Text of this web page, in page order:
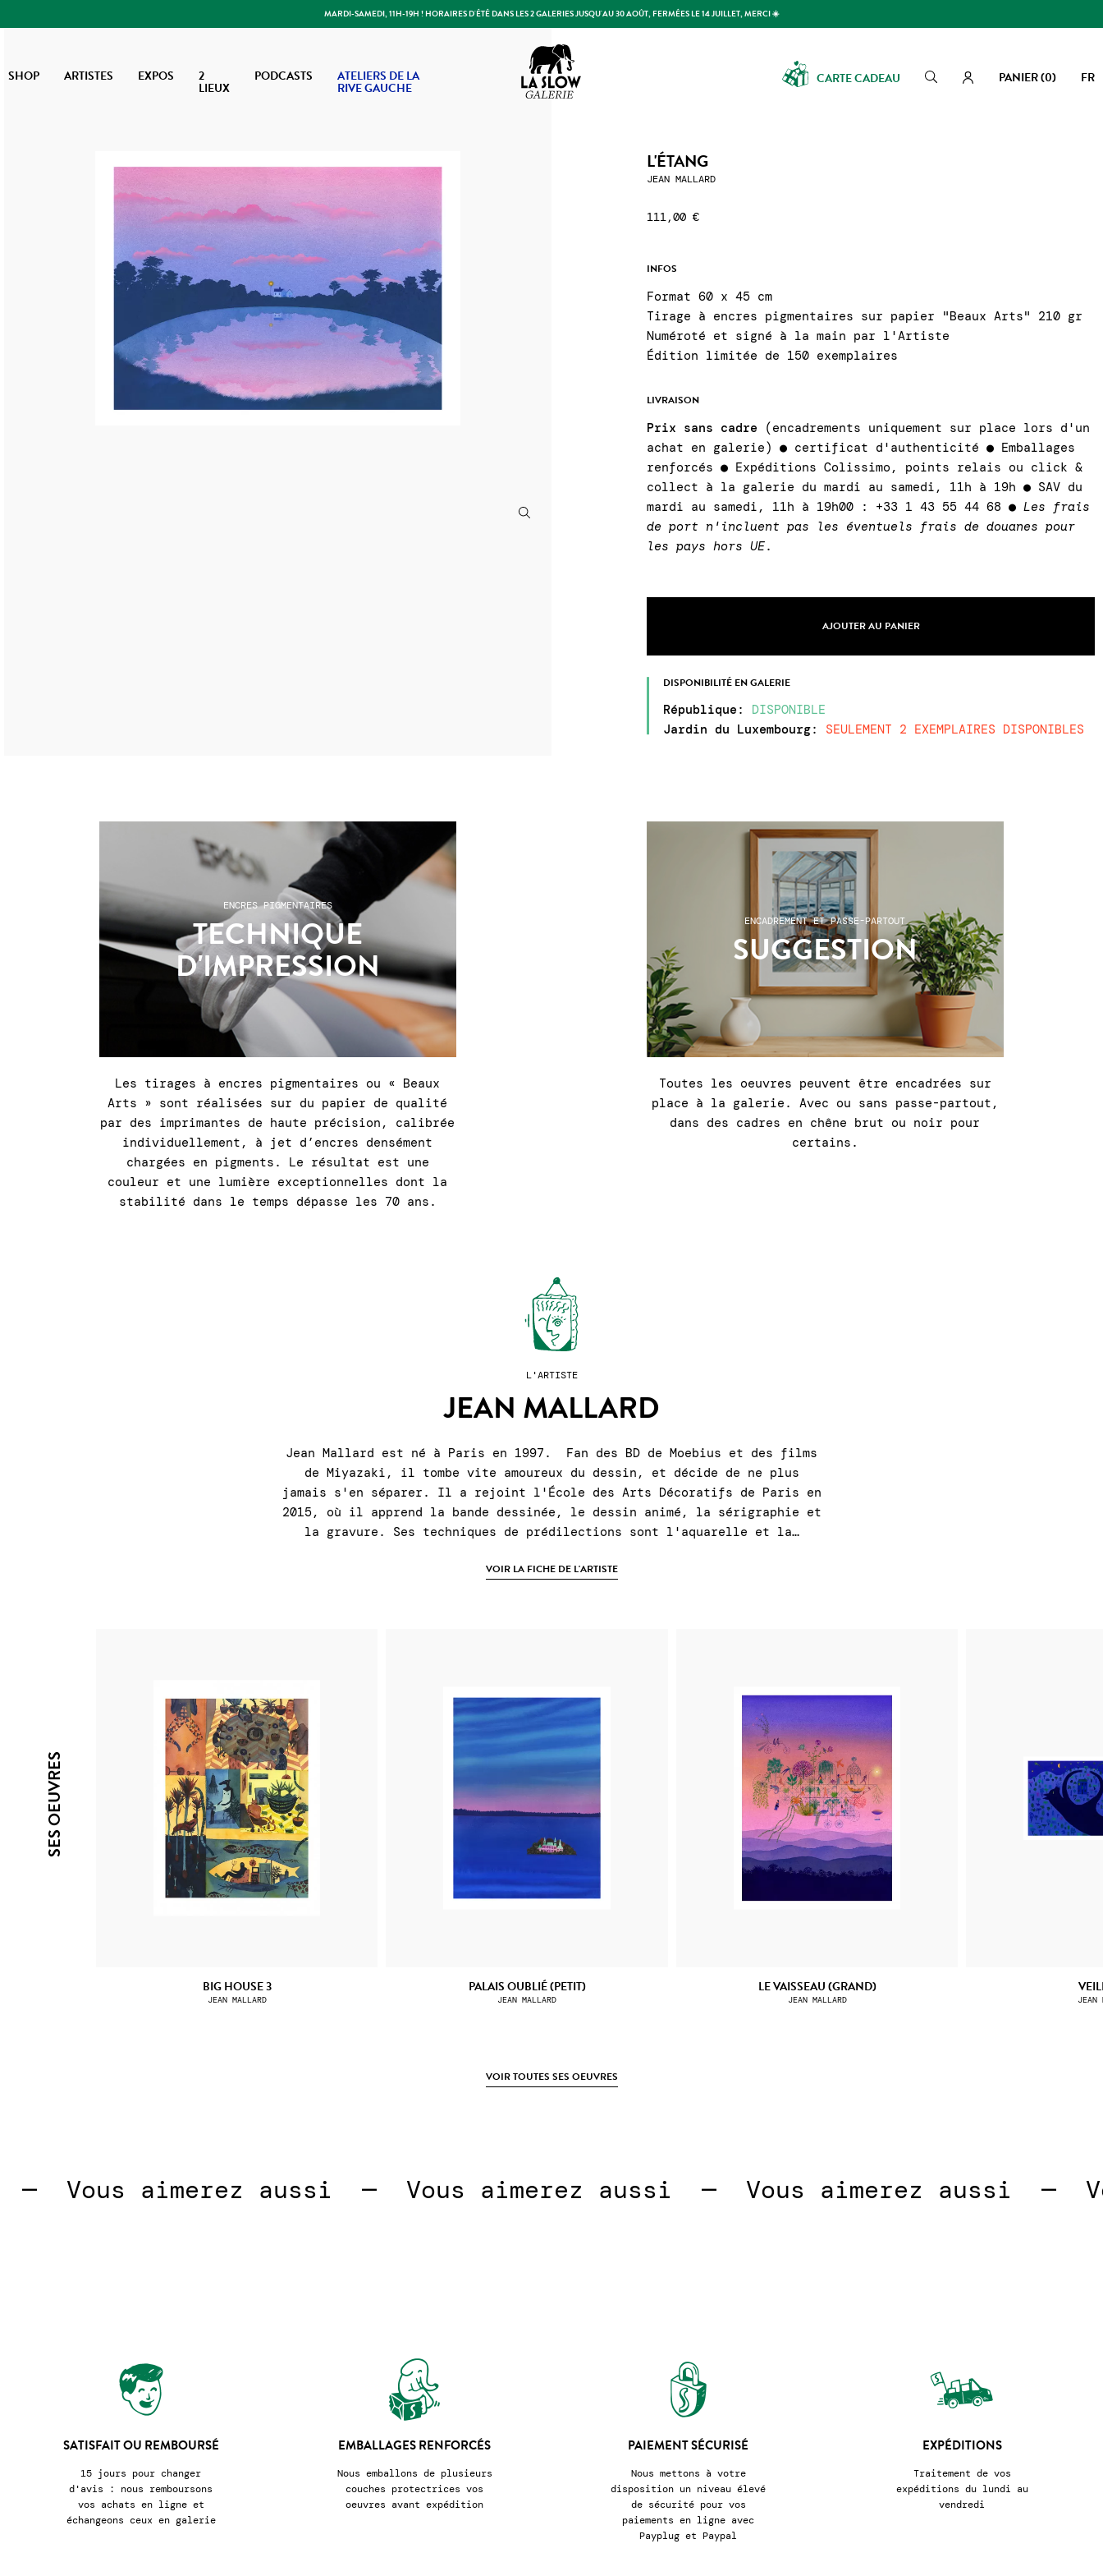
MARDI-SAMEDI, 11H-19H ! HORAIRES D'ÉTÉ DANS LES 2 GALERIES JUSQU'AU 30 AOÛT, FERMÉES LE 14 JUILLET, MERCI ☀️
SHOP ARTISTES EXPOS 2
LIEUX
PODCASTS ATELIERS DE LA
RIVE GAUCHE
Slow Galerie
CARTE CADEAU Rechercher PANIER(0) FR
L'ÉTANG
JEAN MALLARD
111,00 €
INFOS
Format 60 x 45 cm
Tirage à encres pigmentaires sur papier "Beaux Arts" 210 gr
Numéroté et signé à la main par l'Artiste
Édition limitée de 150 exemplaires
LIVRAISON
Prix sans cadre (encadrements uniquement sur place lors d'un
achat en galerie) ● certificat d'authenticité ● Emballages
renforcés ● Expéditions Colissimo, points relais ou click &
collect à la galerie du mardi au samedi, 11h à 19h ● SAV du
mardi au samedi, 11h à 19h00 : +33 1 43 55 44 68 ●Les frais
de port n'incluent pas les éventuels frais de douanes pour
les pays hors UE.
AJOUTER AU PANIER
DISPONIBILITÉ EN GALERIE
République : DISPONIBLE
Jardin du Luxembourg: SEULEMENT 2 EXEMPLAIRES DISPONIBLES
ENCRES PIGMENTAIRES
TECHNIQUE
D'IMPRESSION
Les tirages à encres pigmentaires ou « Beaux
Arts » sont réalisées sur du papier de qualité
par des imprimantes de haute précision, calibrée
individuellement, à jet d’encres densément
chargées en pigments. Le résultat est une
couleur et une lumière exceptionnelles dont la
stabilité dans le temps dépasse les 70 ans.
ENCADREMENT ET PASSE-PARTOUT
SUGGESTION
Toutes les oeuvres peuvent être encadrées sur
place à la galerie. Avec ou sans passe-partout,
dans des cadres en chêne brut ou noir pour
certains.
L'ARTISTE
JEAN MALLARD
Jean Mallard est né à Paris en 1997. Fan des BD de Moebius et des films
de Miyazaki, il tombe vite amoureux du dessin, et décide de ne plus
jamais s'en séparer. Il a rejoint l'École des Arts Décoratifs de Paris en
2015, où il apprend la bande dessinée, le dessin animé, la sérigraphie et
la gravure. Ses techniques de prédilections sont l'aquarelle et la…
VOIR LA FICHE DE L'ARTISTE
SES OEUVRES
BIG HOUSE 3
JEAN MALLARD
PALAIS OUBLIÉ (PETIT)
JEAN MALLARD
LE VAISSEAU (GRAND)
JEAN MALLARD JEAN
VOIR TOUTES SES OEUVRES
— Vous aimerez aussi  — Vous aimerez aussi  — Vous aimerez aussi  —
SATISFAIT OU REMBOURSÉ
15 jours pour changer
d'avis : nous remboursons
vos achats en ligne et
échangeons ceux en galerie
EMBALLAGES RENFORCÉS
Nous emballons de plusieurs
couches protectrices vos
oeuvres avant expédition
PAIEMENT SÉCURISÉ
Nous mettons à votre
disposition un niveau élevé
de sécurité pour vos
paiements en ligne avec
Payplug et Paypal
EXPÉDITIONS
Traitement de vos
expéditions du lundi au
vendredi